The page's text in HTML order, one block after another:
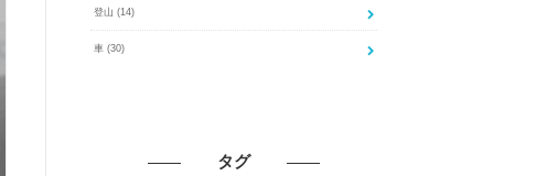
登山 (14)
車 (30)
タグ